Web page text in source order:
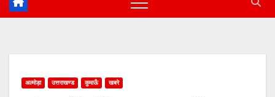
अल्मोड़ा उत्तराखण्ड कुमाऊँ खबरे